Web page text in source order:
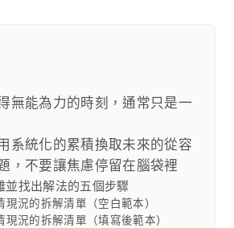
無能為力的時刻，通常只是一
系統化的累積換取未來的從容
，不要讓焦慮停留在腦袋裡
並找出解法的五個步驟
現況的拆解清單（空白範本）
現況的拆解清單（填寫後範本）